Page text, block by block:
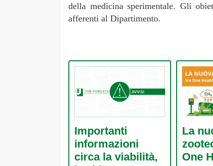
della medicina sperimentale. Gli
afferenti al Dipartimento.
Importanti
informazioni
circa la viabilità,
La
One